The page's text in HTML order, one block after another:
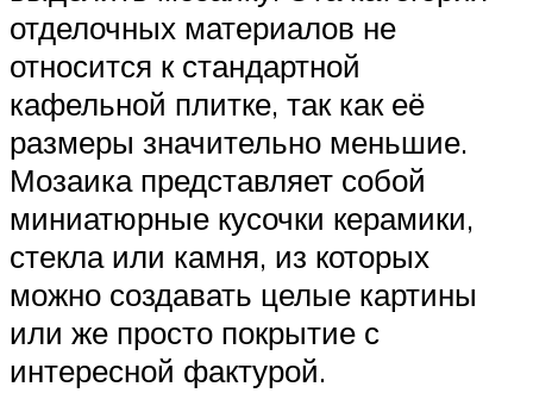
отделочных материалов не
относится к стандартной
кафельной плитке, так как её
размеры значительно меньшие.
Мозаика представляет собой
миниатюрные кусочки керамики,
стекла или камня, из которых
можно создавать целые картины
или же просто покрытие с
интересной фактурой.